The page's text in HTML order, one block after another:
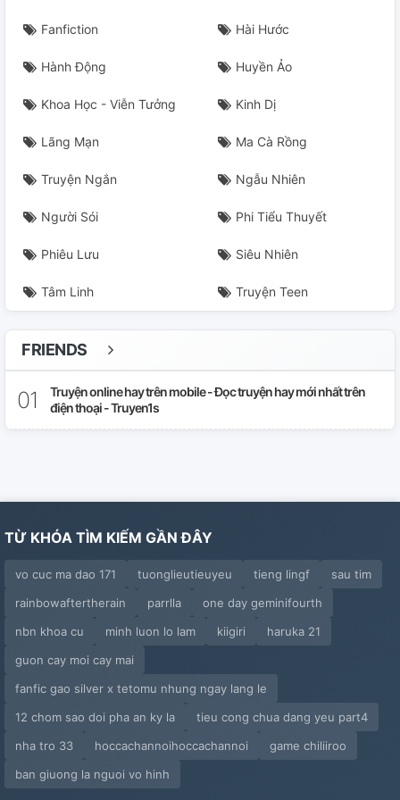
Fanfiction Hài Hước
Hành Động Huyền Ảo
Khoa Học - Viễn Tưởng Kinh Dị
Lãng Mạn Ma Cà Rồng
Truyện Ngắn Ngẫu Nhiên
Người Sói Phi Tiểu Thuyết
Phiêu Lưu Siêu Nhiên
Tâm Linh Truyện Teen
FRIENDS
Truyện online hay trên mobile - Đọc truyện hay mới nhất trên
điện thoại - Truyen1s
TỪ KHÓA TÌM KIẾM GẦN ĐÂY
vo cuc ma dao 171 tuonglieutieuyeu tieng lingf
sau tim
rainbowaftertherain
parrlla
one day geminifourth
nbn khoa cu
minh luon lo lam kiigiri
haruka 21
guon cay moi cay mai
fanfic gao silver x tetomu nhung ngay lang le
12 chom sao doi pha an ky la
tieu cong chua dang yeu part4
nha tro 33
hoccachannoihoccachannoi
game chiliiroo
ban giuong la nguoi vo hinh